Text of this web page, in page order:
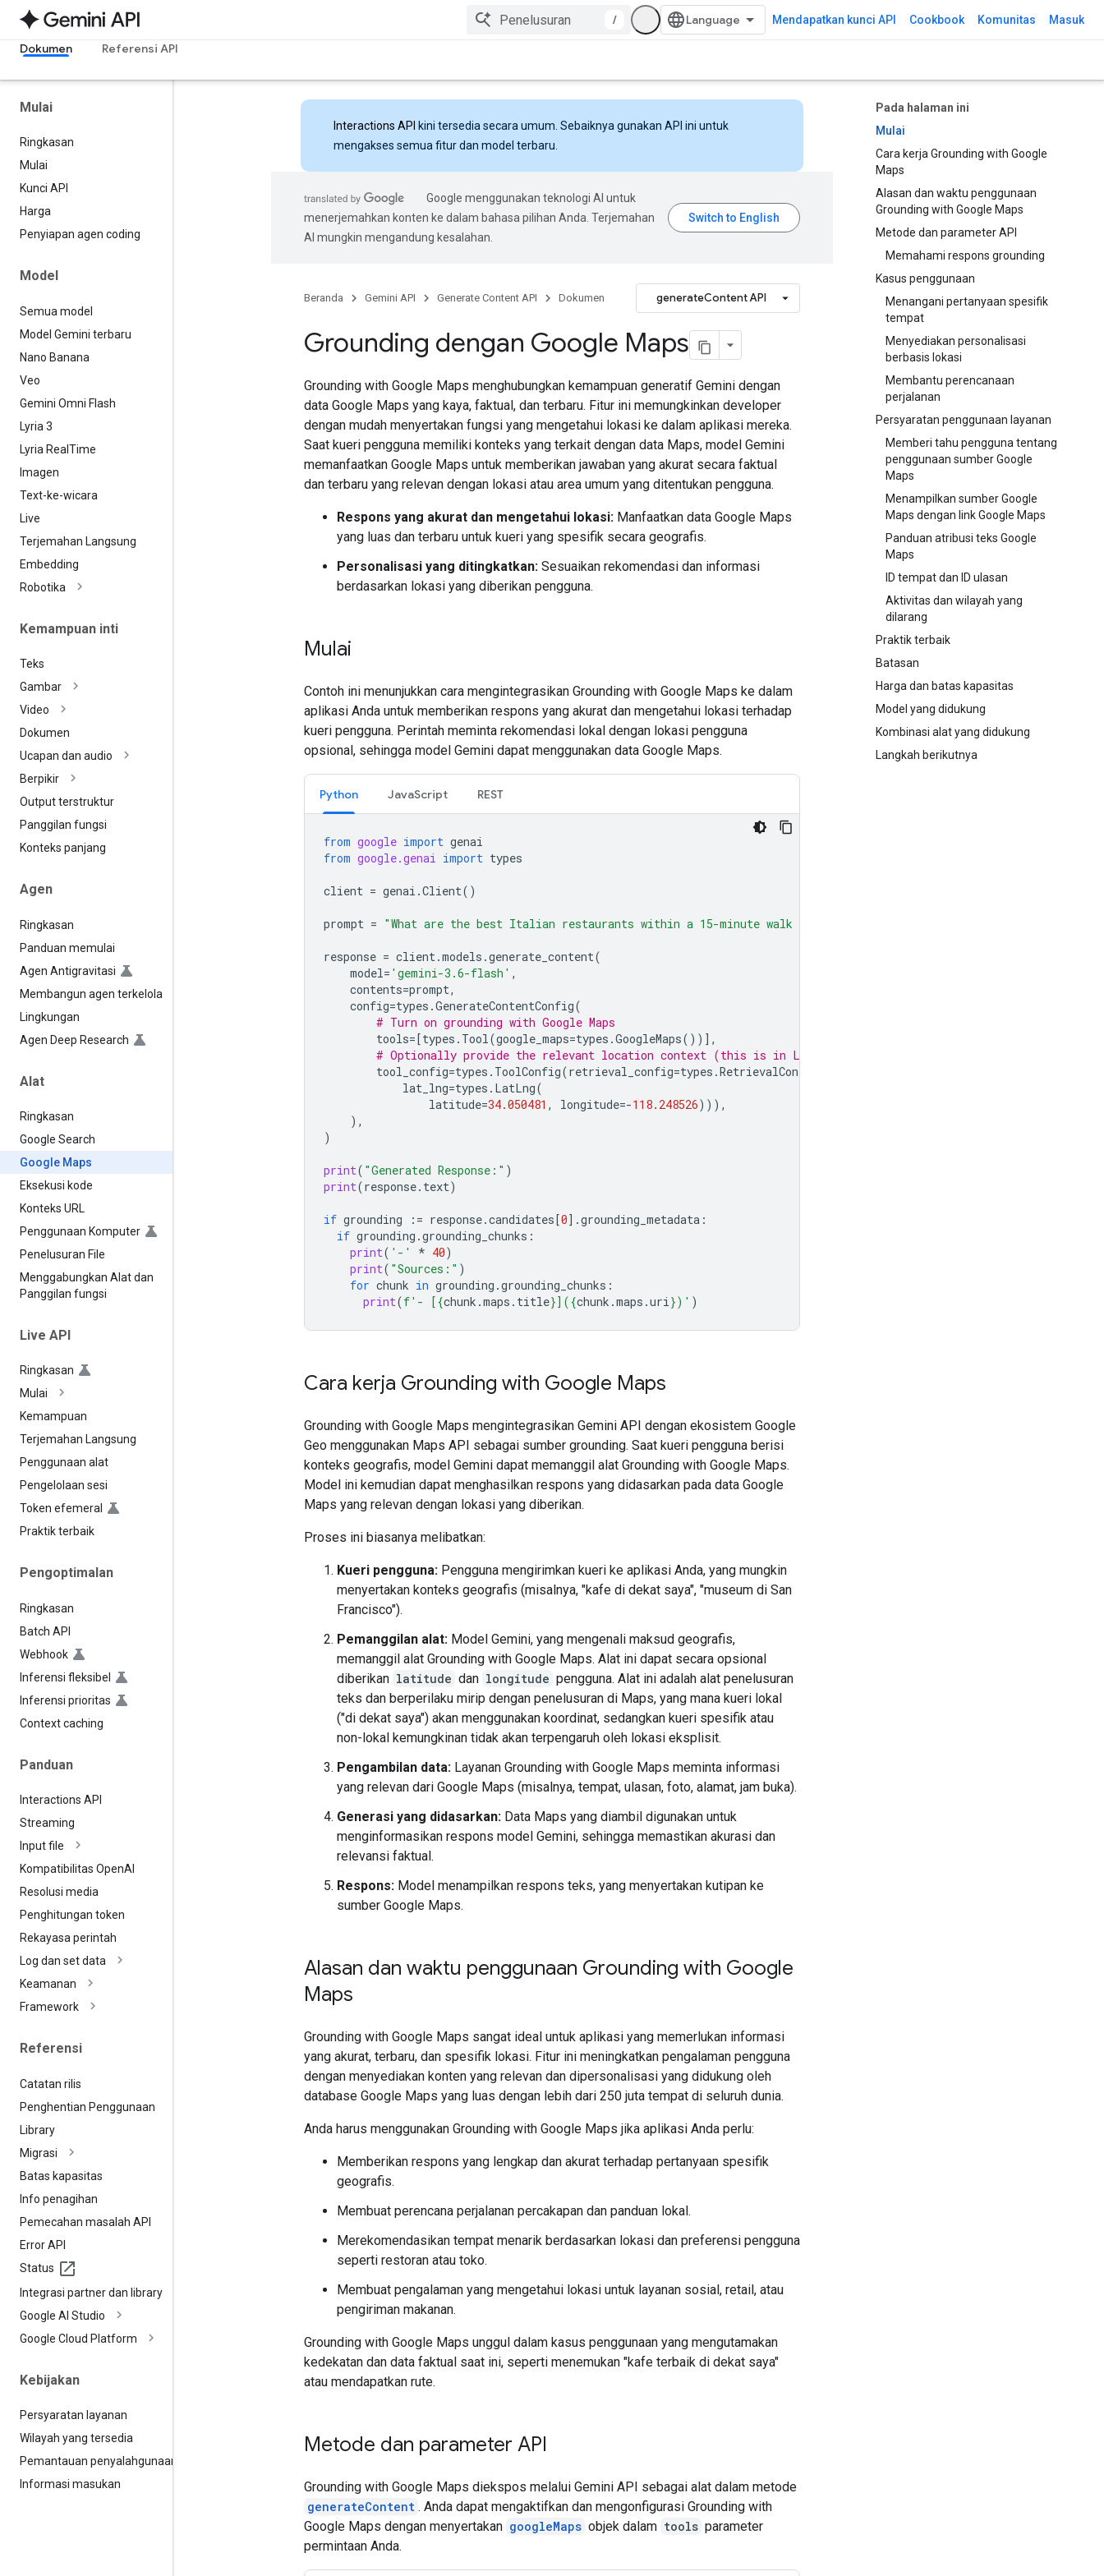
/ Mendapatkan kunci API Cookbook Komunitas Masuk
Dokumen Referensi API
Mulai
Ringkasan
Mulai
Kunci API
Harga
Penyiapan agen coding
Model
Semua model
Model Gemini terbaru
Nano Banana
Veo
Gemini Omni Flash
Lyria 3
Lyria Real Time
Imagen
Text-ke-wicara
Live
Terjemahan Langsung
Embedding
Robotika
Kemampuan inti
Teks
Gambar
Video
Dokumen
Ucapan dan audio
Berpikir
Output terstruktur
Panggilan fungsi
Konteks panjang
Agen
Ringkasan
Panduan memulai
Agen Antigravitasi
Membangun agen terkelola
Lingkungan
Agen Deep Research
Alat
Ringkasan
Google Search
Google Maps
Eksekusi kode
Konteks URL
Penggunaan Komputer
Penelusuran File
Menggabungkan Alat dan
Panggilan fungsi
Live API
Ringkasan
Mulai
Kemampuan
Terjemahan Langsung
Penggunaan alat
Pengelolaan sesi
Token efemeral
Praktik terbaik
Pengoptimalan
Ringkasan
Batch API
Webhook
Inferensi fleksibel
Inferensi prioritas
Context caching
Panduan
Interactions API
Streaming
Input file
Kompatibilitas OpenAI
Resolusi media
Penghitungan token
Rekayasa perintah
Log dan set data
Keamanan
Framework
Referensi
Catatan rilis
Penghentian Penggunaan
Library
Migrasi
Batas kapasitas
Info penagihan
Pemecahan masalah API
Error API
Status
Integrasi partner dan library
Google AI Studio
Google Cloud Platform
Kebijakan
Persyaratan layanan
Wilayah yang tersedia
Pemantauan penyalahgunaan
Informasi masukan
Pada halaman ini
Mulai
Cara kerja Grounding with Google
Maps
Alasan dan waktu penggunaan
Grounding with Google Maps
Metode dan parameter API
Memahami respons grounding
Kasus penggunaan
Menangani pertanyaan spesifik
tempat
Menyediakan personalisasi
berbasis lokasi
Membantu perencanaan
perjalanan
Persyaratan penggunaan layanan
Memberi tahu pengguna tentang
penggunaan sumber Google
Maps
Menampilkan sumber Google
Maps dengan link Google Maps
Panduan atribusi teks Google
Maps
ID tempat dan ID ulasan
Aktivitas dan wilayah yang
dilarang
Praktik terbaik
Batasan
Harga dan batas kapasitas
Model yang didukung
Kombinasi alat yang didukung
Langkah berikutnya
Interactions API kini tersedia secara umum. Sebaiknya gunakan API ini untuk
mengakses semua fitur dan model terbaru.
Google menggunakan teknologi AI untuk
menerjemahkan konten ke dalam bahasa pilihan Anda. Terjemahan
AI mungkin mengandung kesalahan.
Beranda Gemini API Generate Content API Dokumen generateContent API
Grounding dengan Google Maps
Grounding with Google Maps menghubungkan kemampuan generatif Gemini dengan
data Google Maps yang kaya, faktual, dan terbaru. Fitur ini memungkinkan developer
dengan mudah menyertakan fungsi yang mengetahui lokasi ke dalam aplikasi mereka.
Saat kueri pengguna memiliki konteks yang terkait dengan data Maps, model Gemini
memanfaatkan Google Maps untuk memberikan jawaban yang akurat secara faktual
dan terbaru yang relevan dengan lokasi atau area umum yang ditentukan pengguna.
Respons yang akurat dan mengetahui lokasi: Manfaatkan data Google Maps
yang luas dan terbaru untuk kueri yang spesifik secara geografis.
Personalisasi yang ditingkatkan: Sesuaikan rekomendasi dan informasi
berdasarkan lokasi yang diberikan pengguna.
Mulai
Contoh ini menunjukkan cara mengintegrasikan Grounding with Google Maps ke dalam
aplikasi Anda untuk memberikan respons yang akurat dan mengetahui lokasi terhadap
kueri pengguna. Perintah meminta rekomendasi lokal dengan lokasi pengguna
opsional, sehingga model Gemini dapat menggunakan data Google Maps.
Python JavaScript REST
from google import genai
from google.genai import types
client = genai .Client()
prompt = "What are the best Italian restaurants within a 15-minute walk from here?"
response = client.models .generate_content(
model= 'gemini-3.6-flash' ,
contents=prompt,
config=types .GenerateContentConfig(
# Turn on grounding with Google Maps
tools=[types . Tool(google_maps=types .GoogleMaps())],
# Optionally provide the relevant location context (this is in Los Angeles)
tool_config=types . ToolConfig(retrieval_config=types .RetrievalConfig
lat_lng=types . LatLng(
latitude=34.050481 , longitude=-118.248526))),
),
)
print( "Generated Response:" )
print(response. text)
if grounding := response.candidates[0] .grounding_metadata :
if grounding .grounding_chunks :
print( '-' * 40)
print( "Sources:" )
for chunk in grounding .grounding_chunks :
print(f'- [{chunk .maps . title}]({chunk .maps .uri})' )
Cara kerja Grounding with Google Maps
Grounding with Google Maps mengintegrasikan Gemini API dengan ekosistem Google
Geo menggunakan Maps API sebagai sumber grounding. Saat kueri pengguna berisi
konteks geografis, model Gemini dapat memanggil alat Grounding with Google Maps.
Model ini kemudian dapat menghasilkan respons yang didasarkan pada data Google
Maps yang relevan dengan lokasi yang diberikan.
Proses ini biasanya melibatkan:
Kueri pengguna: Pengguna mengirimkan kueri ke aplikasi Anda, yang mungkin
menyertakan konteks geografis (misalnya, "kafe di dekat saya", "museum di San
Francisco").
Pemanggilan alat: Model Gemini, yang mengenali maksud geografis,
memanggil alat Grounding with Google Maps. Alat ini dapat secara opsional
diberikan latitude dan longitude pengguna. Alat ini adalah alat penelusuran
teks dan berperilaku mirip dengan penelusuran di Maps, yang mana kueri lokal
("di dekat saya") akan menggunakan koordinat, sedangkan kueri spesifik atau
non-lokal kemungkinan tidak akan terpengaruh oleh lokasi eksplisit.
Pengambilan data: Layanan Grounding with Google Maps meminta informasi
yang relevan dari Google Maps (misalnya, tempat, ulasan, foto, alamat, jam buka).
Generasi yang didasarkan: Data Maps yang diambil digunakan untuk
menginformasikan respons model Gemini, sehingga memastikan akurasi dan
relevansi faktual.
Respons: Model menampilkan respons teks, yang menyertakan kutipan ke
sumber Google Maps.
Alasan dan waktu penggunaan Grounding with Google
Maps
Grounding with Google Maps sangat ideal untuk aplikasi yang memerlukan informasi
yang akurat, terbaru, dan spesifik lokasi. Fitur ini meningkatkan pengalaman pengguna
dengan menyediakan konten yang relevan dan dipersonalisasi yang didukung oleh
database Google Maps yang luas dengan lebih dari 250 juta tempat di seluruh dunia.
Anda harus menggunakan Grounding with Google Maps jika aplikasi Anda perlu:
Memberikan respons yang lengkap dan akurat terhadap pertanyaan spesifik
geografis.
Membuat perencana perjalanan percakapan dan panduan lokal.
Merekomendasikan tempat menarik berdasarkan lokasi dan preferensi pengguna
seperti restoran atau toko.
Membuat pengalaman yang mengetahui lokasi untuk layanan sosial, retail, atau
pengiriman makanan.
Grounding with Google Maps unggul dalam kasus penggunaan yang mengutamakan
kedekatan dan data faktual saat ini, seperti menemukan "kafe terbaik di dekat saya"
atau mendapatkan rute.
Metode dan parameter API
Grounding with Google Maps diekspos melalui Gemini API sebagai alat dalam metode
generateContent . Anda dapat mengaktifkan dan mengonfigurasi Grounding with
Google Maps dengan menyertakan googleMaps objek dalam tools parameter
permintaan Anda.